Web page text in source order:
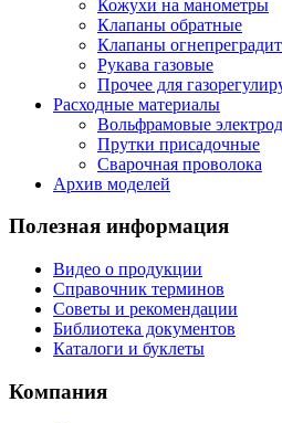
Кожухи на манометры
Клапаны обратные
Клапаны
Рукава газовые
Прочее для
Расходные материалы
Вольфрамовые
Прутки присадочные
Сварочная проволока
Архив моделей
Полезная информация
Видео о продукции
Справочник терминов
Советы и рекомендации
Библиотека документов
Каталоги и буклеты
Компания